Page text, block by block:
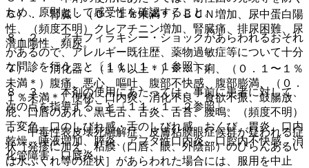
ため、原則として感受性を確認すること。
８．２． アナフィラキシー・ショックがあらわれるおそれ
があるので、アレルギー既往歴、薬物過敏症等について十分
な問診を行うこと〔１１．１．１参照〕。
８．３． 本剤の使用にあたっては、事前に患者に対して、
次の点を指導すること〔１１．１．２参照〕。
・ 中毒性表皮壊死融解症、皮膚粘膜眼症候群が疑われる症
状［発疹に加え、粘膜（口唇、眼、外陰部）のびらんあるい
は水ぶくれ等の症状］があらわれた場合には、服用を中止
６）． 腎臓：（０．１％未満＊）ＢＵＮ増加、尿中蛋白陽
性、（頻度不明）クレアチニン増加、腎臓痛、排尿困難、尿
潜血陽性、頻尿。
７）． 消化器：（１％以上＊）※※下痢、（０．１〜１％
未満＊）腹痛、悪心、嘔吐、腹部不快感、腹部膨満、（０．
１％未満＊）便秘、口内炎、消化不良、食欲不振、鼓腸放
屁、口唇のあれ、黒毛舌、舌炎、舌苔、腹鳴、（頻度不明）
舌変色、口のしびれ感・舌のしびれ感、おくび、胃炎、口内
乾燥、唾液増加、膵炎、アフタ性口内炎、口腔内不快感、消
化管障害、口唇炎。